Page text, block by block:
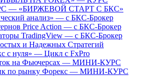
— «БИРЖЕВОЙ СТАРТ С БКС»
анализ» — с БКС-Брокер
Price Action — с БКС-Брокер
TradingView — с БКС-Брокер
и Надежных Стратегий
с нуля» — Цикл с FxPro
на Фьючерсах — МИНИ-КУРС
по рынку Форекс — МИНИ-КУРС